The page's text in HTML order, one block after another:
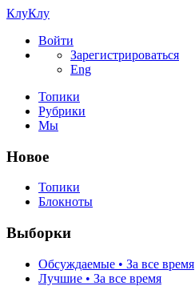
КлуКлу
Войти
Зарегистрироваться
Eng
Топики
Рубрики
Мы
Новое
Топики
Блокноты
Выборки
Обсуждаемые • За все время
Лучшие • За все время